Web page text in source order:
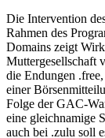
Die Intervention
Rahmen des
Domains zeigt
Muttergesellschaft
die Endungen
einer
Folge der GAC-
eine gleichnamige
auch bei .zulu soll